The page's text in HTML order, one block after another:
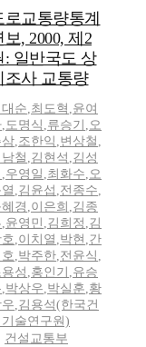
로교통량통계
보, 2000, 제2
: 일반국도 상
조사 교통량
대순,최도혁 ,윤여
,도명식 ,류승기 ,오
삼,조한익 ,변상철 ,
철 ,김현석 ,김성
,우영일 ,최화수,오
,김윤섭 ,전종수,
경 ,이은희 ,김종
,윤영민 ,김희정 ,김
,이치열 ,박현 ,간
호,박주한,전윤식 ,
성 ,홍인기 ,유승
,박상우,박실훈,황
,김용석(한국건
기술연구원)
건설교통부